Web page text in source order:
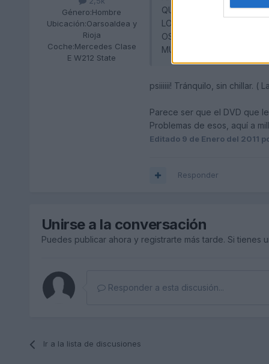
Género:Hombre
Ubicación:Oarsoaldea y
Rioja
Coche:Mercedes Clase
E W212 State
QUE HECHO ESTO, ME
LO HE INTRODUCIDO
OS ESTARIA MUY
MUCHAS GRACIAS.
psiiiiii! Tránquilo, sin chillar. (
Parece ser que el DVD que
Problemas de esos, aquí a
Editado 9 de Enero del 2011
Responder
Unirse a la conversación
Puedes publicar ahora y registrarte más tarde. Si tienes
Responder a esta discusión...
Ir a la lista de discusiones